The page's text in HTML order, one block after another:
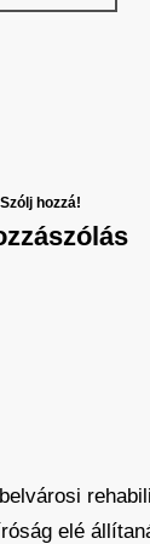
Szólj hozzá!
elé